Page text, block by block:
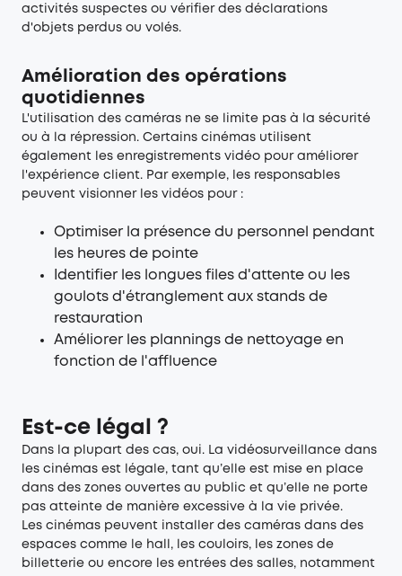
activités suspectes ou vérifier des déclarations
d'objets perdus ou volés.
Amélioration des opérations
quotidiennes
L'utilisation des caméras ne se limite pas à la sécurité
ou à la répression. Certains cinémas utilisent
également les enregistrements vidéo pour améliorer
l'expérience client. Par exemple, les responsables
peuvent visionner les vidéos pour :
Optimiser la présence du personnel pendant
les heures de pointe
Identifier les longues files d'attente ou les
goulots d'étranglement aux stands de
restauration
Améliorer les plannings de nettoyage en
fonction de l'affluence
Est-ce légal ?
Dans la plupart des cas, oui. La vidéosurveillance dans
les cinémas est légale, tant qu’elle est mise en place
dans des zones ouvertes au public et qu’elle ne porte
pas atteinte de manière excessive à la vie privée.
Les cinémas peuvent installer des caméras dans des
espaces comme le hall, les couloirs, les zones de
billetterie ou encore les entrées des salles, notamment